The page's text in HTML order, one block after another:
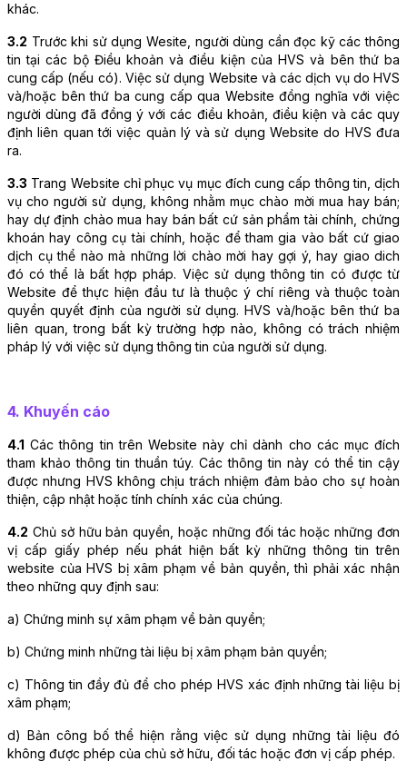
khác.
3.2 Trước khi sử dụng Wesite, người dùng cần đọc kỹ các thông
tin tại các bộ Điều khoản và điều kiện của HVS và bên thứ ba
cung cấp (nếu có). Việc sử dụng Website và các dịch vụ do HVS
và/hoặc bên thứ ba cung cấp qua Website đồng nghĩa với việc
người dùng đã đồng ý với các điều khoản, điều kiện và các quy
định liên quan tới việc quản lý và sử dụng Website do HVS đưa
ra.
3.3 Trang Website chỉ phục vụ mục đích cung cấp thông tin, dịch
vụ cho người sử dụng, không nhằm mục chào mời mua hay bán;
hay dự định chào mua hay bán bất cứ sản phẩm tài chính, chứng
khoán hay công cụ tài chính, hoặc để tham gia vào bất cứ giao
dịch cụ thể nào mà những lời chào mời hay gợi ý, hay giao dich
đó có thể là bất hợp pháp. Việc sử dụng thông tin có được từ
Website để thực hiện đầu tư là thuộc ý chí riêng và thuộc toàn
quyền quyết định của người sử dụng. HVS và/hoặc bên thứ ba
liên quan, trong bất kỳ trường hợp nào, không có trách nhiệm
pháp lý với việc sử dụng thông tin của người sử dụng.
4. Khuyến cáo
4.1 Các thông tin trên Website này chỉ dành cho các mục đích
tham khảo thông tin thuần túy. Các thông tin này có thể tin cậy
được nhưng HVS không chịu trách nhiệm đảm bảo cho sự hoàn
thiện, cập nhật hoặc tính chính xác của chúng.
4.2 Chủ sở hữu bản quyền, hoặc những đối tác hoặc những đơn
vị cấp giấy phép nếu phát hiện bất kỳ những thông tin trên
website của HVS bị xâm phạm về bản quyền, thì phải xác nhận
theo những quy định sau:
a) Chứng minh sự xâm phạm về bản quyền;
b) Chứng minh những tài liệu bị xâm phạm bản quyền;
c) Thông tin đầy đủ để cho phép HVS xác định những tài liệu bị
xâm phạm;
d) Bản công bố thể hiện rằng việc sử dụng những tài liệu đó
không được phép của chủ sở hữu, đối tác hoặc đơn vị cấp phép.